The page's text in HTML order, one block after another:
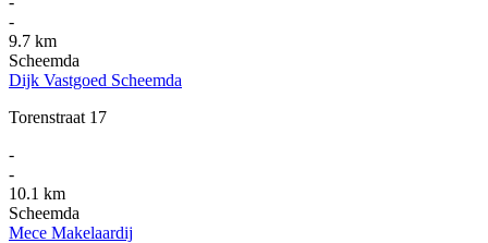
-
9.7 km
Scheemda
Dijk Vastgoed Scheemda
Torenstraat 17
-
-
10.1 km
Scheemda
Mece Makelaardij